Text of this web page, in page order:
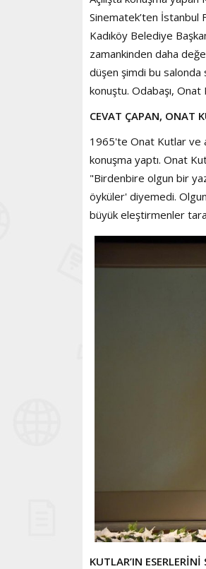
Sinematek’ten İstanbul
Kadıköy Belediye
zamankinden daha
düşen şimdi bu salonda
konuştu. Odabaşı, Onat
CEVAT ÇAPAN, ONAT
1965'te Onat Kutlar ve
konuşma yaptı. Onat
"Birdenbire olgun bir
öyküler' diyemedi.
büyük eleştirmenler
KUTLAR’IN ESERLERİNİ